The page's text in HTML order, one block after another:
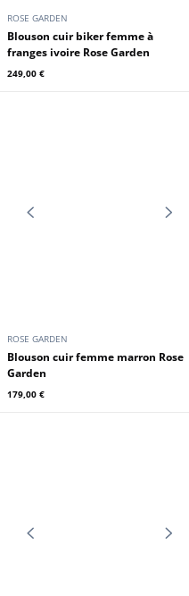
GIPSY
Blouson cuir femme capuche
marron
ROSE GARDEN
Blouson cuir biker femme à
franges ivoire Rose Garden